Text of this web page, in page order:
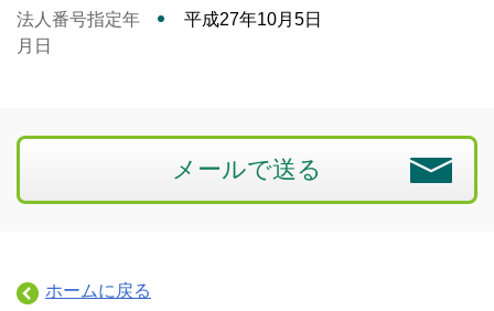
法人番号指定年
月日
平成27年10月5日
メールで送る
ホームに戻る